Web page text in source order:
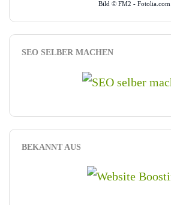
Bild © FM2 - Fotolia.com
SEO SELBER MACHEN
BEKANNT AUS